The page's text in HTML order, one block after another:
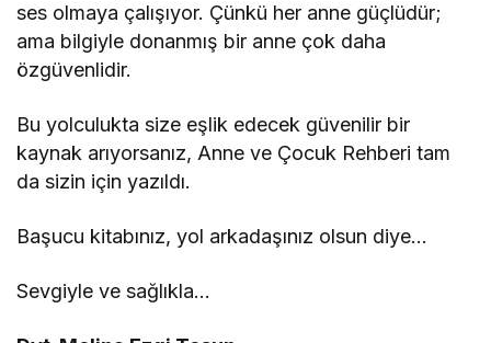
ses olmaya çalışıyor. Çünkü her anne güçlüdür;
ama bilgiyle donanmış bir anne çok daha
özgüvenlidir.
Bu yolculukta size eşlik edecek güvenilir bir
kaynak arıyorsanız, Anne ve Çocuk Rehberi tam
da sizin için yazıldı.
Başucu kitabınız, yol arkadaşınız olsun diye…
Sevgiyle ve sağlıkla…